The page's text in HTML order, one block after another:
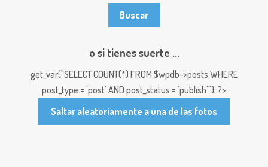
o si tienes suerte ...
get_var("SELECT COUNT(*) FROM $wpdb->posts WHERE
post_type = 'post' AND post_status = 'publish'"); ?>
Saltar aleatoriamente a una de las fotos